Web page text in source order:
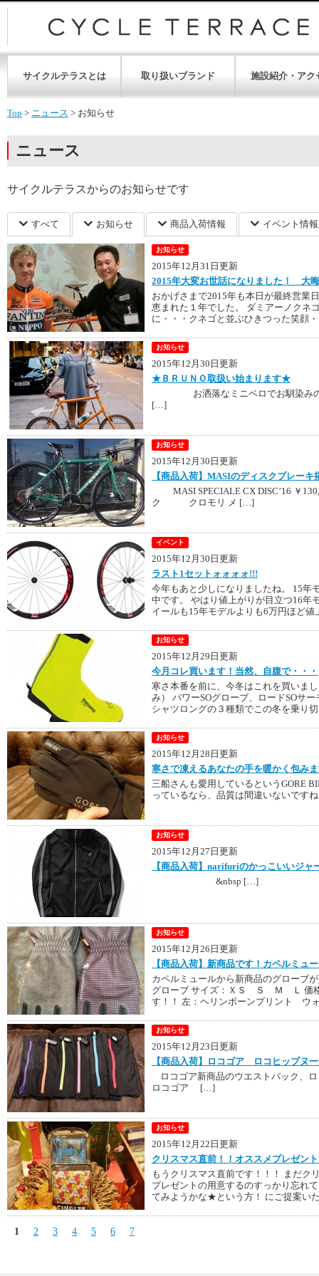
サイクルテラスとは 取り扱いブランド 施設紹介・アク
Top > ニュース > お知らせ
ニュース
サイクルテラスからのお知らせです
すべて お知らせ 商品入荷情報 イベント情報
お知らせ
2015年12月31日更新
2015年大変お世話になりました！ 大
おかげさまで2015年も本日が最終営業
恵まれた１年でした。 ダミアーノクネ
に・・・クネゴと並ぶひきつった笑顔
お知らせ
2015年12月30日更新
★ＢＲＵＮＯ取扱い始まります★
お洒落なミニベロでお馴染みの
[…]
お知らせ
2015年12月30日更新
【商品入荷】MASIのディスクブレー
MASI SPECIALE CX DISC’16 ￥
ク クロモリ メ […]
イベント
2015年12月30日更新
ラスト1セットォォォォ!!!
今年もあと少しになりましたね。 15年
中です。 やはり値上がりが目立つ16年
イールも15年モデルよりも6万円ほど
お知らせ
2015年12月29日更新
今月コレ買います！当然、自腹で・・・
寒さ本番を前に、今冬はこれを買いま
み） パワーSOグローブ、ロードSOサ
シャツロングの３種類でこの冬を乗り
お知らせ
2015年12月28日更新
寒さで凍えるあなたの手を暖かく包み
三船さんも愛用しているというGORE
っているなら、品質は間違いない
お知らせ
2015年12月27日更新
【商品入荷】narifuriのかっこいいジ
&nbsp […]
お知らせ
2015年12月26日更新
【商品入荷】新商品です！カペルミュ
カペルミュールから新商品のグローブ
グローブ サイズ：ＸＳ Ｓ Ｍ Ｌ 価格
す！！ 左：ヘリンボーンプリント ウ
お知らせ
2015年12月23日更新
【商品入荷】ロコゴア ロコヒップヌ
ロコゴア新商品のウエストバック
ロコゴア […]
お知らせ
2015年12月22日更新
クリスマス直前！！オススメプレゼン
もうクリスマス直前です！！！ まだク
プレゼントの用意するのすっかり忘れ
てみようかな★という方！ にご提案い
1 2 3 4 5 6 7